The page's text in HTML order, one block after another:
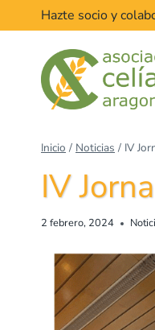
Hazte socio y
Inicio / Noticias / IV
IV
2 febrero, 2024